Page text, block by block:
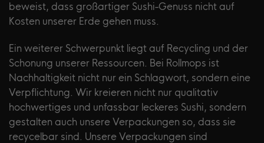
beweist, dass großartiger Sushi-Genuss nicht auf
Kosten unserer Erde gehen muss.
Ein weiterer Schwerpunkt liegt auf Recycling und der
Schonung unserer Ressourcen. Bei Rollmops ist
Nachhaltigkeit nicht nur ein Schlagwort, sondern eine
Verpflichtung. Wir kreieren nicht nur qualitativ
hochwertiges und unfassbar leckeres Sushi, sondern
gestalten auch unsere Verpackungen so, dass sie
recycelbar sind. Unsere Verpackungen sind